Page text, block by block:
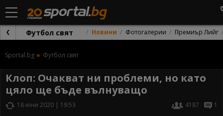
Футбол свят Новини Фотогалерии Премиър Лийг
Sportal.bg Футбол свят
Клоп: Очакват ни проблеми, но като
цяло ще бъде вълнуващо
18 юни 2020 | 19:53 4187 1